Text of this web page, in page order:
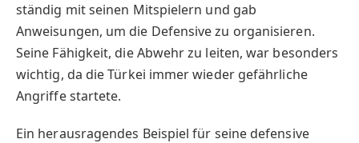
ständig mit seinen Mitspielern und gab
Anweisungen, um die Defensive zu organisieren.
Seine Fähigkeit, die Abwehr zu leiten, war besonders
wichtig, da die Türkei immer wieder gefährliche
Angriffe startete.
Ein herausragendes Beispiel für seine defensive